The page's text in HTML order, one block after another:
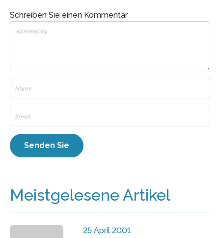
Schreiben Sie einen Kommentar
Meistgelesene Artikel
25 April 2001